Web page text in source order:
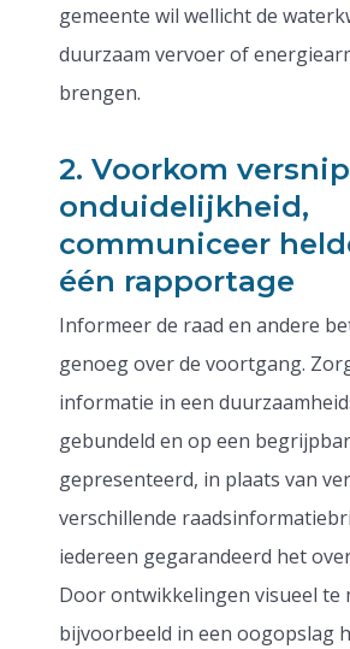
gemeente wil wellicht de
duurzaam vervoer of
brengen.
2. Voorkom
onduidelijkheid,
communiceer
één rapportage
Informeer de raad en andere
genoeg over de voortgang.
informatie in een
gebundeld en op een
gepresenteerd, in plaats van
verschillende
iedereen gegarandeerd het
Door ontwikkelingen visueel te
bijvoorbeeld in een oogopslag